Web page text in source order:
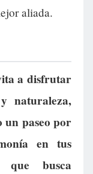
aliada.
a disfrutar
naturaleza,
un paseo por
en tus
que busca